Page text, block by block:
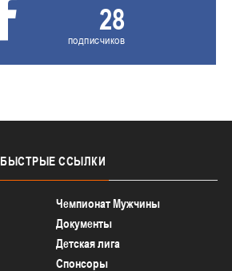
28
подписчиков
БЫСТРЫЕ ССЫЛКИ
Чемпионат Мужчины
Документы
Детская лига
Спонсоры